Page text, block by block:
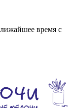
время с